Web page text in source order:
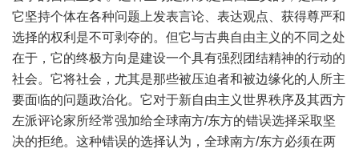
它坚持个体在各种问题上发表言论、表达观点、获得尊严和
选择的权利是不可剥夺的。但它与古典自由主义的不同之处
在于，它的终极方向是建设一个具有强烈团结精神的行动的
社会。它将社会，尤其是那些被压迫者和被边缘化的人所主
要面临的问题政治化。它对于新自由主义世界秩序及其西方
左派评论家所经常强加给全球南方/东方的错误选择采取坚
决的拒绝。这种错误的选择认为，全球南方/东方必须在两